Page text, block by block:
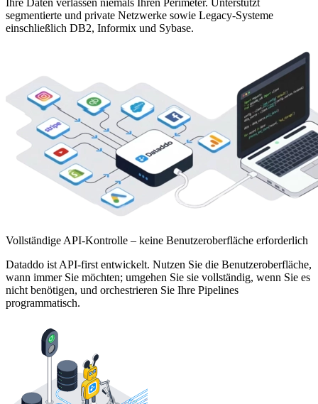
Ihre Daten verlassen niemals Ihren Perimeter. Unterstützt
segmentierte und private Netzwerke sowie Legacy-Systeme
einschließlich DB2, Informix und Sybase.
Vollständige API-Kontrolle – keine Benutzeroberfläche erforderlich
Dataddo ist API-first entwickelt. Nutzen Sie die Benutzeroberfläche,
wann immer Sie möchten; umgehen Sie sie vollständig, wenn Sie es
nicht benötigen, und orchestrieren Sie Ihre Pipelines
programmatisch.